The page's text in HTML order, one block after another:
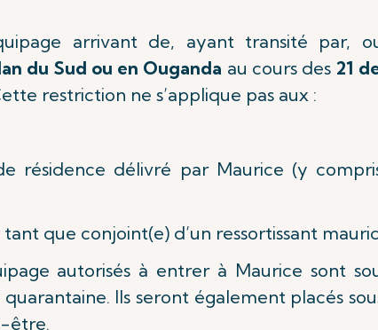
arrivant de, ayant transité par,
du Sud ou en Ouganda au cours des 21
restriction ne s’applique pas aux :
résidence délivré par Maurice (y
que conjoint(e) d’un ressortissant
autorisés à entrer à Maurice sont
quarantaine. Ils seront également placés
être.